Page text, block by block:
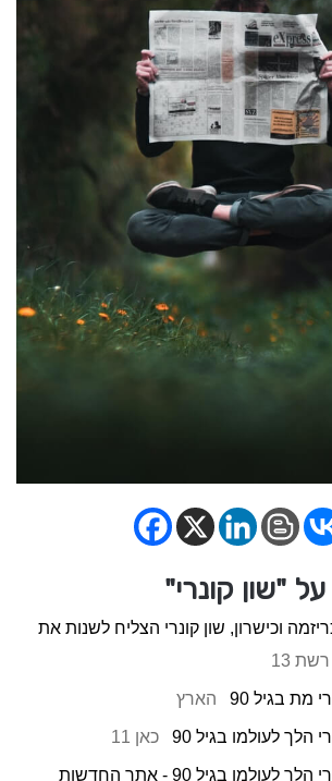
"שון קונרי"
וכישרון, שון קונרי הצליח לשנות את
רשת 13
מת בגיל 90 הארץ
הלך לעולמו בגיל 90 כאן 11
השחקן שון קונרי הלך לעולמו בגיל 90 - אתר החדשות